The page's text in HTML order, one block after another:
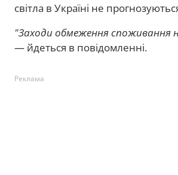
світла в Україні не
"Заходи обмеження споживання
— йдеться в повідомленні.
Реклама